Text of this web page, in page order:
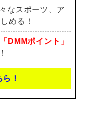
なスポーツ、ア
める！
「DMMポイント」
！